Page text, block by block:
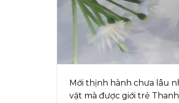
Mới thịnh hành chưa lâu
vặt mà được giới trẻ